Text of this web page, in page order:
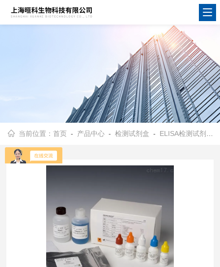
当前位置：首页 - 产品中心 -检测试剂盒 - ELISA检测试剂盒